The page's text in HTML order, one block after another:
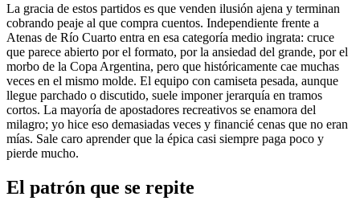
La gracia de estos partidos es que venden ilusión ajena y terminan
cobrando peaje al que compra cuentos. Independiente frente a
Atenas de Río Cuarto entra en esa categoría medio ingrata: cruce
que parece abierto por el formato, por la ansiedad del grande, por el
morbo de la Copa Argentina, pero que históricamente cae muchas
veces en el mismo molde. El equipo con camiseta pesada, aunque
llegue parchado o discutido, suele imponer jerarquía en tramos
cortos. La mayoría de apostadores recreativos se enamora del
milagro; yo hice eso demasiadas veces y financié cenas que no eran
mías. Sale caro aprender que la épica casi siempre paga poco y
pierde mucho.
El patrón que se repite